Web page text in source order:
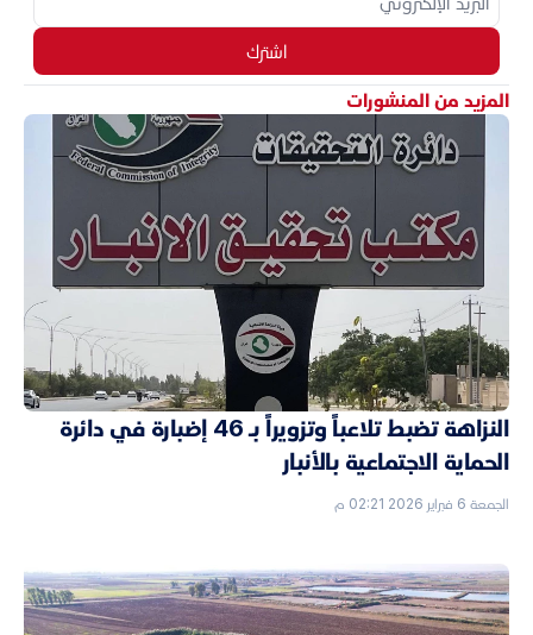
اشترك
المزيد من المنشورات
النزاهة تضبط تلاعباً وتزويراً بـ 46 إضبارة في دائرة
الحماية الاجتماعية بالأنبار
الجمعة 6 فبراير 2026 02:21 م